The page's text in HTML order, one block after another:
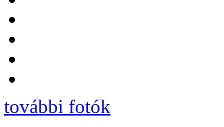
további fotók